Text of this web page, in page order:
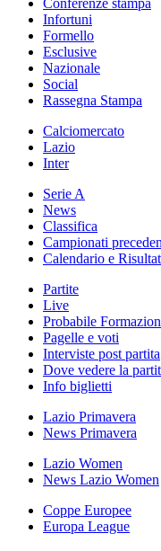
Conferenze stampa
Infortuni
Formello
Esclusive
Nazionale
Social
Rassegna Stampa
Calciomercato
Lazio
Inter
Serie A
News
Classifica
Campionati
Calendario e
Partite
Live
Probabile
Pagelle e voti
Interviste post partita
Dove vedere la
Info biglietti
Lazio Primavera
News Primavera
Lazio Women
News Lazio Women
Coppe Europee
Europa League